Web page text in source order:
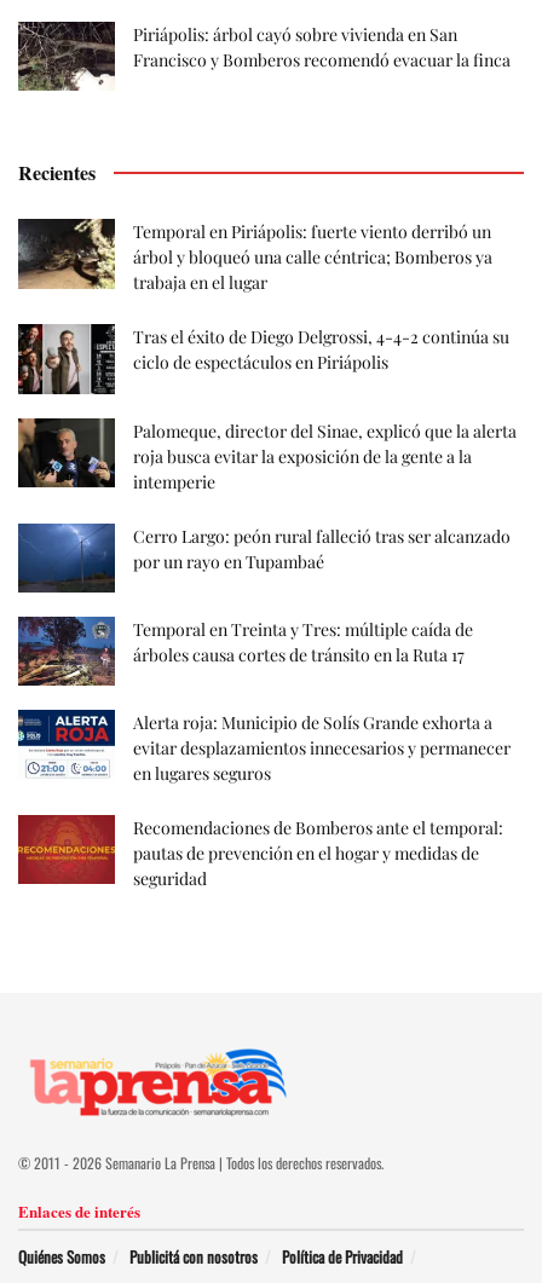
Piriápolis: árbol cayó sobre vivienda en San
Francisco y Bomberos recomendó evacuar la finca
Recientes
Temporal en Piriápolis: fuerte viento derribó un
árbol y bloqueó una calle céntrica; Bomberos ya
trabaja en el lugar
Tras el éxito de Diego Delgrossi, 4-4-2 continúa su
ciclo de espectáculos en Piriápolis
Palomeque, director del Sinae, explicó que la alerta
roja busca evitar la exposición de la gente a la
intemperie
Cerro Largo: peón rural falleció tras ser alcanzado
por un rayo en Tupambaé
Temporal en Treinta y Tres: múltiple caída de
árboles causa cortes de tránsito en la Ruta 17
Alerta roja: Municipio de Solís Grande exhorta a
evitar desplazamientos innecesarios y permanecer
en lugares seguros
Recomendaciones de Bomberos ante el temporal:
pautas de prevención en el hogar y medidas de
seguridad
© 2011 - 2026 Semanario La Prensa | Todos los derechos reservados.
Enlaces de interés
Quiénes Somos Publicitá con nosotros
Política de Privacidad